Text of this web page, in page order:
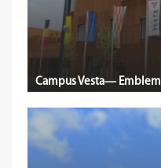
Campus Vesta— Emblem